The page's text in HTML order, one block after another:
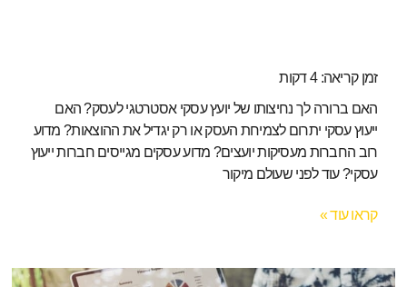
זמן קריאה:4דקות
האם ברורה לך נחיצותו של יועץ עסקי אסטרטגי לעסק? האם
ייעוץ עסקי יתרום לצמיחת העסק או רק יגדיל את ההוצאות? מדוע
רוב החברות מעסיקות יועצים? מדוע עסקים מגייסים חברות ייעוץ
עסקי? עוד לפני שעולם מיקור
קראו עוד »